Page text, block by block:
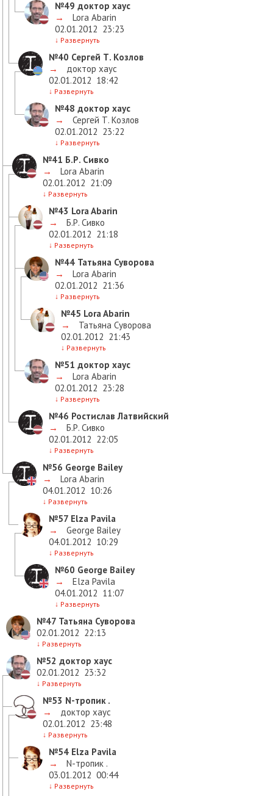
№49 доктор хаус
→
Lora Abarin
02.01.2012 23:23
↓ Развернуть
№40 Сергей Т. Козлов
→
доктор хаус
02.01.2012 18:42
↓ Развернуть
№48 доктор хаус
→
Сергей Т. Козлов
02.01.2012 23:22
↓ Развернуть
№41 Б.Р. Сивко
→
Lora Abarin
02.01.2012 21:09
↓ Развернуть
№43 Lora Abarin
→
Б.Р. Сивко
02.01.2012 21:18
↓ Развернуть
№44 Татьяна Суворова
→
Lora Abarin
02.01.2012 21:36
↓ Развернуть
№45 Lora Abarin
→
Татьяна Суворова
02.01.2012 21:43
↓ Развернуть
№51 доктор хаус
→
Lora Abarin
02.01.2012 23:28
↓ Развернуть
№46 Ростислав Латвийский
→
Б.Р. Сивко
02.01.2012 22:05
↓ Развернуть
№56 George Bailey
→
Lora Abarin
04.01.2012 10:26
↓ Развернуть
№57 Elza Pavila
→
George Bailey
04.01.2012 10:29
↓ Развернуть
№60 George Bailey
→
Elza Pavila
04.01.2012 11:07
↓ Развернуть
№47 Татьяна Суворова
02.01.2012 22:13
↓ Развернуть
№52 доктор хаус
02.01.2012 23:32
↓ Развернуть
№53 N-тропик .
→
доктор хаус
02.01.2012 23:48
↓ Развернуть
№54 Elza Pavila
→
N-тропик .
03.01.2012 00:44
↓ Развернуть